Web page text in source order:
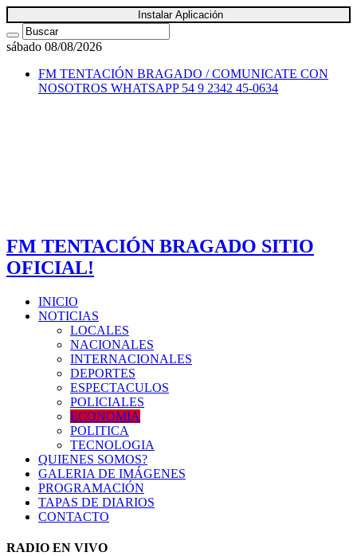
Instalar Aplicación
sábado 08/08/2026
FM TENTACIÓN BRAGADO / COMUNICATE CON
NOSOTROS WHATSAPP 54 9 2342 45-0634
FM TENTACIÓN BRAGADO SITIO
OFICIAL!
INICIO
NOTICIAS
LOCALES
NACIONALES
INTERNACIONALES
DEPORTES
ESPECTACULOS
POLICIALES
ECONOMIA
POLITICA
TECNOLOGIA
QUIENES SOMOS?
GALERIA DE IMÁGENES
PROGRAMACIÓN
TAPAS DE DIARIOS
CONTACTO
RADIO EN VIVO